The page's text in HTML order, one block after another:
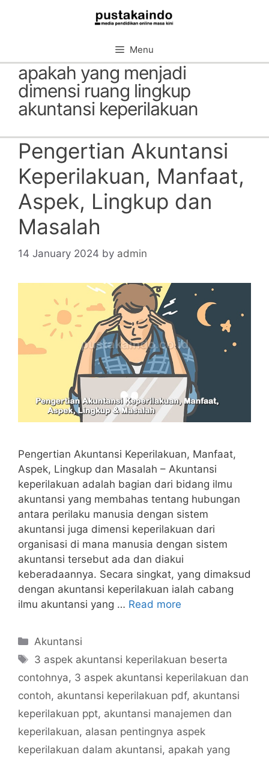
Menu
apakah yang menjadi
dimensi ruang lingkup
akuntansi keperilakuan
Pengertian Akuntansi
Keperilakuan, Manfaat,
Aspek, Lingkup dan
Masalah
14 January 2024 by admin
Pengertian Akuntansi Keperilakuan, Manfaat,
Aspek, Lingkup dan Masalah – Akuntansi
keperilakuan adalah bagian dari bidang ilmu
akuntansi yang membahas tentang hubungan
antara perilaku manusia dengan sistem
akuntansi juga dimensi keperilakuan dari
organisasi di mana manusia dengan sistem
akuntansi tersebut ada dan diakui
keberadaannya. Secara singkat, yang dimaksud
dengan akuntansi keperilakuan ialah cabang
ilmu akuntansi yang … Read more
Categories
Akuntansi
Tags
3 aspek akuntansi keperilakuan beserta
contohnya, 3 aspek akuntansi keperilakuan dan
contoh, akuntansi keperilakuan pdf, akuntansi
keperilakuan ppt, akuntansi manajemen dan
keperilakuan, alasan pentingnya aspek
keperilakuan dalam akuntansi, apakah yang